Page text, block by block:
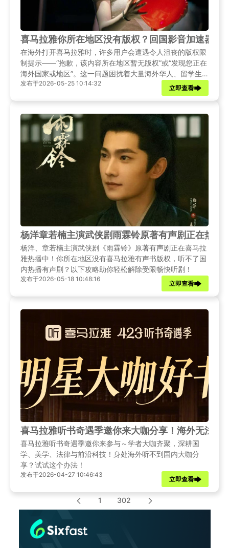
喜马拉雅你所在地区没有版权？回国影音加速器解
在海外打开喜马拉雅时，许多用户会遭遇令人沮丧的版权限
制提示——“抱歉，该内容所在地区暂无版权”或“发现您正在
海外国家或地区”。这一问题困扰着大量海外华人、留学生
和商旅人士，即使是付费会员也无法幸免。
发布于2026-05-25 10:14:32
立即查看
杨洋章若楠主演武侠剧雨霖铃原著有声剧正在热播
杨洋、章若楠主演武侠剧《雨霖铃》原著有声剧正在喜马拉
雅热播中！你所在地区没有喜马拉雅有声书版权，听不了国
内热播有声剧？以下攻略助你轻松解除受限畅快听剧！
发布于2026-05-18 10:48:16
立即查看
喜马拉雅听书奇遇季邀你来大咖分享！海外无法使
喜马拉雅听书奇遇季邀你来参与～学者大咖齐聚，深耕国
学、美学、法律与前沿科技！身处海外听不到国内大咖分
享？试试这个办法！
发布于2026-04-27 10:46:43
立即查看
1 302